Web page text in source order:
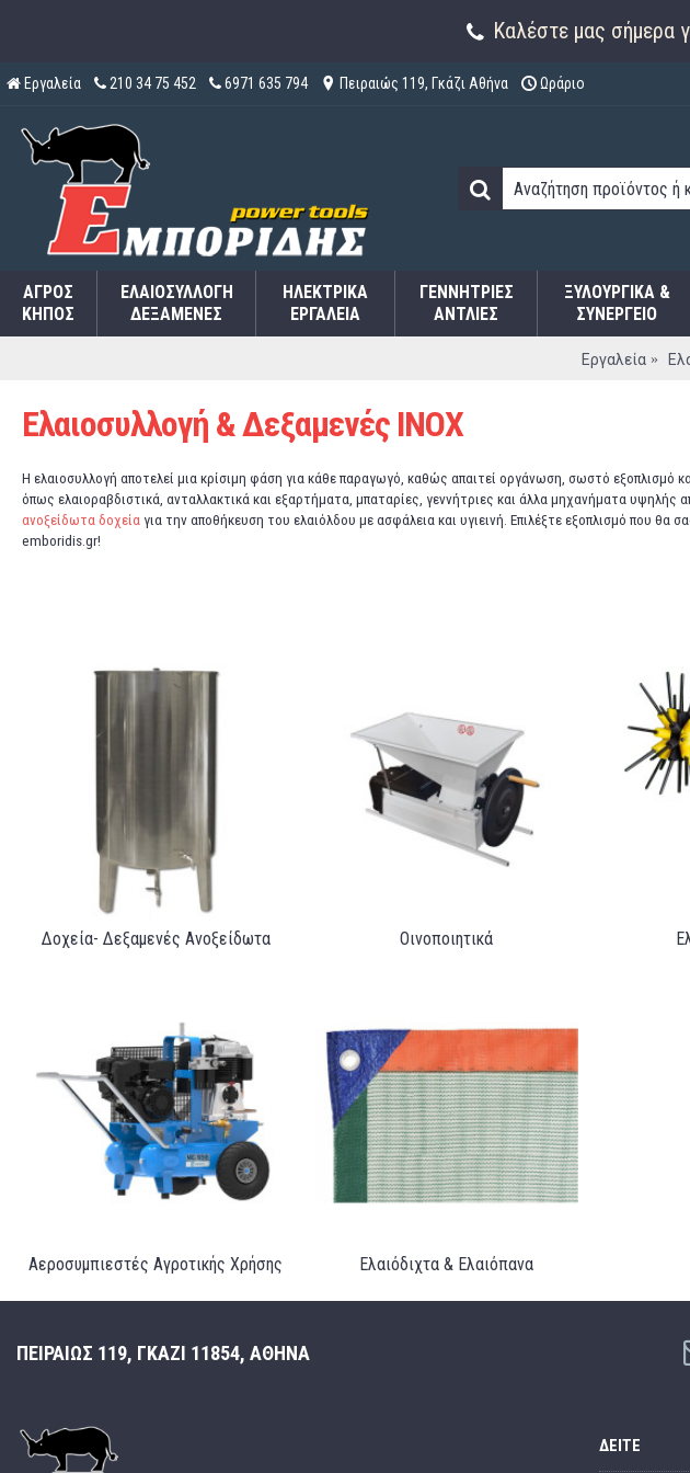
Καλέστε μας σήμερα
Εργαλεία 210 34 75 452 6971 635 794 Πειραιώς 119, Γκάζι Αθήνα Ωράριο
ΑΓΡΌΣ
ΚΉΠΟΣ
ΕΛΑΙΟΣΥΛΛΟΓΉ
ΔΕΞΑΜΕΝΈΣ
ΗΛΕΚΤΡΙΚΆ
ΕΡΓΑΛΕΊΑ
ΓΕΝΝΉΤΡΙΕΣ
ΑΝΤΛΊΕΣ
ΞΥΛΟΥΡΓΙΚΑ &
ΣΥΝΕΡΓΕΙΟ
Εργαλεία
Ελαιοσυλλογή & Δεξαμενές INOX
Η ελαιοσυλλογή αποτελεί μια κρίσιμη φάση για κάθε παραγωγό, καθώς απαιτεί οργάνωση, σωστό
όπως ελαιοραβδιστικά, ανταλλακτικά και εξαρτήματα, μπαταρίες, γεννήτριες και άλλα μηχανήματα
ανοξείδωτα δοχεία για την αποθήκευση του ελαιόλδου με ασφάλεια και υγιεινή. Επιλέξτε εξοπλισμό που
emboridis.gr!
Δοχεία- Δεξαμενές Ανοξείδωτα Οινοποιητικά
Αεροσυμπιεστές Αγροτικής Χρήσης Ελαιόδιχτα & Ελαιόπανα
ΠΕΙΡΑΙΩΣ 119, ΓΚΑΖΙ 11854, ΑΘΗΝΑ
ΔΕΊΤΕ